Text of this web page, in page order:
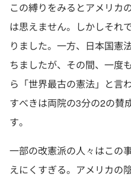
この縛りをみるとアメリカ
は思えません。しかしそれ
りました。一方、日本国憲
ちましたが、その間、一度
ら「世界最古の憲法」と言
すべきは両院の3分の2の賛
す。
一部の改憲派の人々はこの
えにくすぎる。アメリカの